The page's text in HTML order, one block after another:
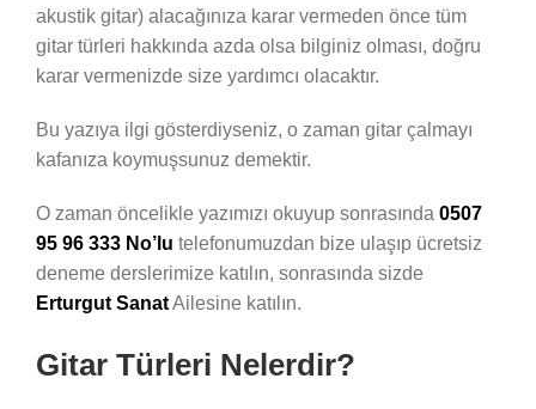
akustik gitar) alacağınıza karar vermeden önce tüm
gitar türleri hakkında azda olsa bilginiz olması, doğru
karar vermenizde size yardımcı olacaktır.
Bu yazıya ilgi gösterdiyseniz, o zaman gitar çalmayı
kafanıza koymuşsunuz demektir.
O zaman öncelikle yazımızı okuyup sonrasında 0507
95 96 333 No’lu telefonumuzdan bize ulaşıp ücretsiz
deneme derslerimize katılın, sonrasında sizde
Erturgut SanatAilesine katılın.
Gitar Türleri Nelerdir?